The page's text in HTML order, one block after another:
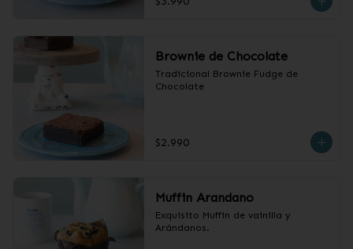
Brownie de Chocolate
Tradicional Brownie Fudge de
Chocolate
$2.990
Muffin Arandano
Exquisito Muffin de vainilla y
Arándanos.